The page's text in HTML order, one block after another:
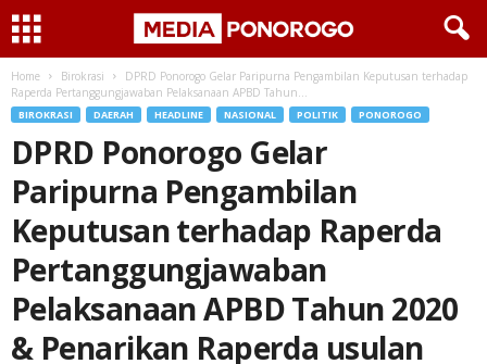
Home Birokrasi
DPRD Ponorogo Gelar Paripurna Pengambilan Keputusan terhadap
Raperda Pertanggungjawaban Pelaksanaan APBD Tahun...
BIROKRASI DAERAH HEADLINE NASIONAL POLITIK PONOROGO
DPRD Ponorogo Gelar
Paripurna Pengambilan
Keputusan terhadap Raperda
Pertanggungjawaban
Pelaksanaan APBD Tahun 2020
& Penarikan Raperda usulan